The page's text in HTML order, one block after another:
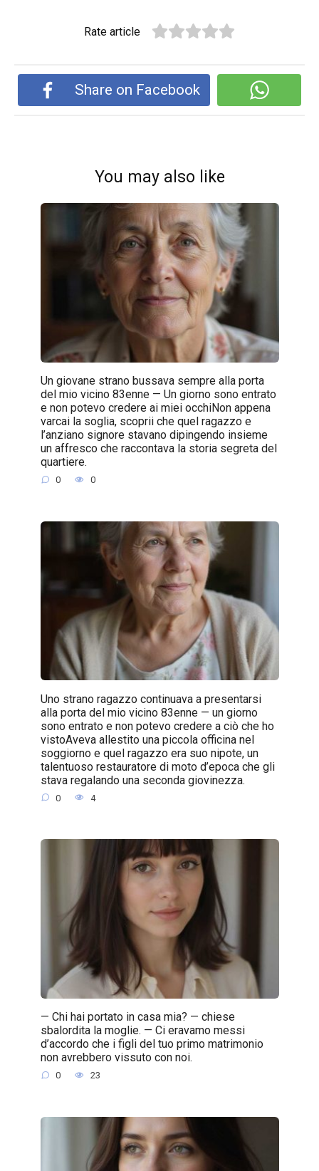
Rate article
Share on Facebook
You may also like
Un giovane strano bussava sempre alla porta
del mio vicino 83enne — Un giorno sono entrato
e non potevo credere ai miei occhiNon appena
varcai la soglia, scoprii che quel ragazzo e
l’anziano signore stavano dipingendo insieme
un affresco che raccontava la storia segreta del
quartiere.
0 0
Uno strano ragazzo continuava a presentarsi
alla porta del mio vicino 83enne — un giorno
sono entrato e non potevo credere a ciò che ho
vistoAveva allestito una piccola officina nel
soggiorno e quel ragazzo era suo nipote, un
talentuoso restauratore di moto d’epoca che gli
stava regalando una seconda giovinezza.
0 4
— Chi hai portato in casa mia? — chiese
sbalordita la moglie. — Ci eravamo messi
d’accordo che i figli del tuo primo matrimonio
non avrebbero vissuto con noi.
0 23